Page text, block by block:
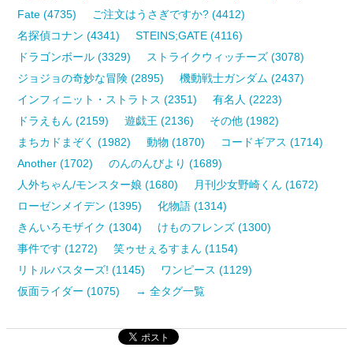
Fate (4735)
ご注文はうさぎですか? (4412)
名探偵コナン (4341)
STEINS;GATE (4116)
ドラゴンボール (3329)
ストライクウィッチーズ (3078)
ジョジョの奇妙な冒険 (2895)
機動戦士ガンダム (2437)
インフィニット・ストラトス (2351)
有名人 (2223)
ドラえもん (2159)
遊戯王 (2136)
その他 (1982)
まちカドまぞく (1982)
動物 (1870)
コードギアス (1714)
Another (1702)
のんのんびより (1689)
人外ちゃん/モンスター娘 (1680)
月刊少女野崎くん (1672)
ローゼンメイデン (1395)
化物語 (1314)
きんいろモザイク (1304)
けものフレンズ (1300)
事件です (1272)
笑ゥせぇるすまん (1154)
リトルバスターズ! (1145)
ワンピース (1129)
仮面ライダー (1075)
→ 全タグ一覧